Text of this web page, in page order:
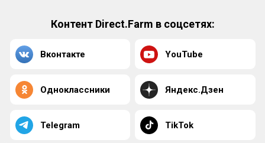
Контент Direct.Farm в соцсетях:
Вконтакте YouTube
Одноклассники Яндекс.Дзен
Telegram TikTok